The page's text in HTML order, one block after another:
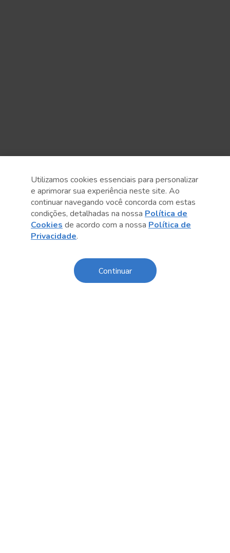
Anterior Próximo post
Utilizamos cookies essenciais para personalizar
e aprimorar sua experiência neste site. Ao
continuar navegando você concorda com estas
condições, detalhadas na nossa Política de
Cookies de acordo com a nossa Política de
Privacidade.
Continuar